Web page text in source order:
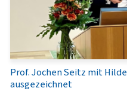
Prof. Jochen Seitz mit
ausgezeichnet